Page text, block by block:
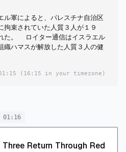
ル軍によると、パレスチナ自治区
拘束されていた人質３人が１９
た。 ロイター通信はイスラエル
織ハマスが解放した人質３人の健
(16:15 in your timezone)
01:16
Three Return Through Red